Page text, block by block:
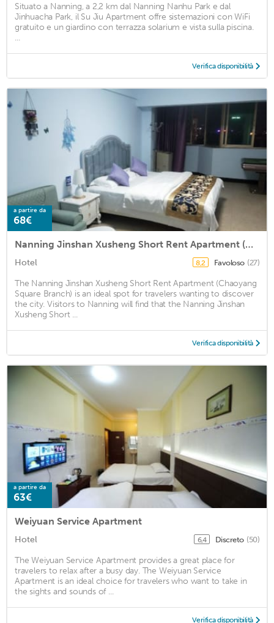
Situato a Nanning, a 2,2 km dal Nanning Nanhu Park e dal
Jinhuacha Park, il Su Jiu Apartment offre sistemazioni con WiFi
gratuito e un giardino con terrazza solarium e vista sulla piscina.
...
Verifica disponibilità
a partire da
68€
Nanning Jinshan Xusheng Short Rent Apartment (Chaoyang Square Branch)
Hotel 8,2 Favoloso (27)
The Nanning Jinshan Xusheng Short Rent Apartment (Chaoyang
Square Branch) is an ideal spot for travelers wanting to discover
the city. Visitors to Nanning will find that the Nanning Jinshan
Xusheng Short ...
Verifica disponibilità
a partire da
63€
Weiyuan Service Apartment
Hotel 6,4 Discreto (50)
The Weiyuan Service Apartment provides a great place for
travelers to relax after a busy day. The Weiyuan Service
Apartment is an ideal choice for travelers who want to take in
the sights and sounds of ...
Verifica disponibilità